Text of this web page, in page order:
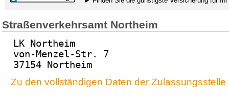
Straßenverkehrsamt Northeim
LK Northeim
von-Menzel-Str. 7
37154 Northeim
Zu den vollständigen Daten der Zulassungsstelle